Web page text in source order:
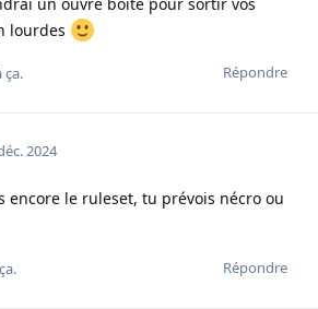
lourdes
Répondre
ça.
2024
encore le ruleset, tu prévois nécro ou
Répondre